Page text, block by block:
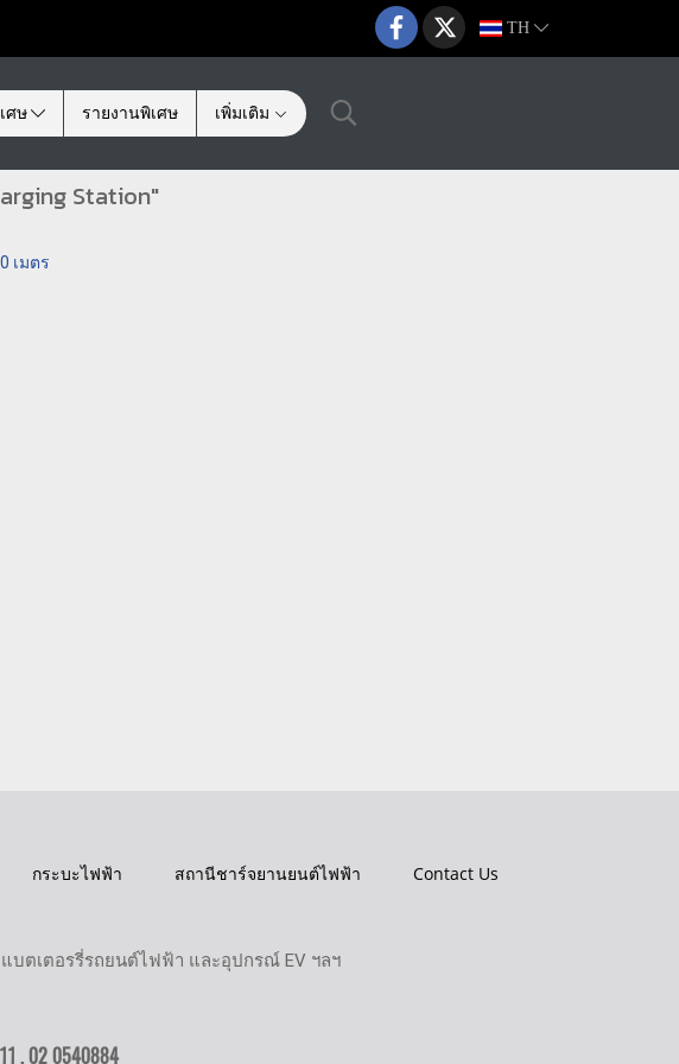
TH
ศษ รายงานพิเศษ เพิ่มเติม
Station"
เมตร
กระบะไฟฟ้า สถานีชาร์จยานยนต์ไฟฟ้า
Contact Us
บตเตอรรี่รถยนต์ไฟฟ้า และอุปกรณ์ EV ฯลฯ
,02 0540884